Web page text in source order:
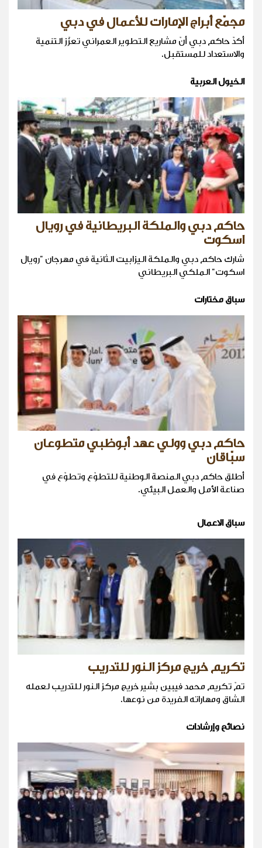
مجمّع أبراج الإمارات للأعمال في دبي
أكدّ حاكم دبي أنّ مشاريع التطوير العمراني تعزّز التنمية
والاستعداد للمستقبل.
الخيول العربية
حاكم دبي والملكة البريطانية في رويال
اسكوت
شارك حاكم دبي والملكة اليزابيت الثانية في مهرجان "رويال
اسكوت" الملكي البريطاني
سباق مختارات
حاكم دبي وولي عهد أبوظبي متطوعان
سبّاقان
أطلق حاكم دبي المنصة الوطنية للتطوّع وتطوّع في
صناعة الأمل والعمل البيئي.
سباق الاعمال
تكريم خريج مركز النور للتدريب
تمّ تكريم محمد فيبين بشير خريج مركز النور للتدريب لعمله
الشاق ومهاراته الفريدة من نوعها.
نصائح وإرشادات